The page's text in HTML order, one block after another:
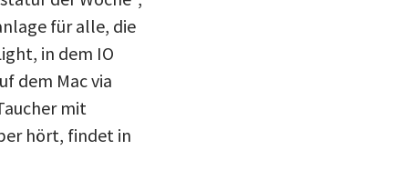
für alle, die
in dem IO
dem Mac via
mit
hört, findet in